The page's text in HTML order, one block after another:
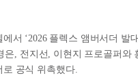
서 ‘2026 플렉스 앰버서더 발
은, 전지선, 이현지 프로골퍼와
로 공식 위촉했다.